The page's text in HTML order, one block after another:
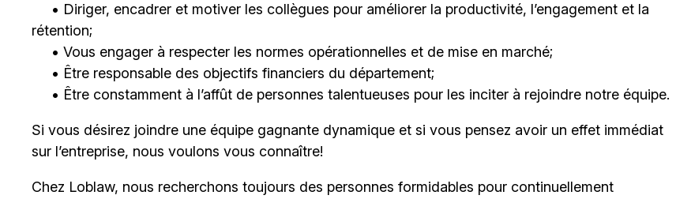
• Diriger, encadrer et motiver les collègues pour améliorer la productivité, l’engagement et la
rétention;
• Vous engager à respecter les normes opérationnelles et de mise en marché;
• Être responsable des objectifs financiers du département;
• Être constamment à l’affût de personnes talentueuses pour les inciter à rejoindre notre équipe.
Si vous désirez joindre une équipe gagnante dynamique et si vous pensez avoir un effet immédiat
sur l’entreprise, nous voulons vous connaître!
Chez Loblaw, nous recherchons toujours des personnes formidables pour continuellement